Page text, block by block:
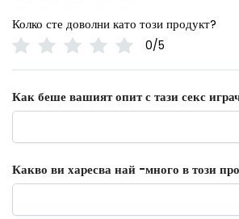
Колко сте доволни като този продукт?
0/5
Как беше вашият опит с тази секс
Какво ви харесва най -много в този